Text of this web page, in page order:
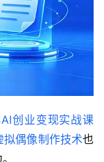
AI创业变现实战课
拟偶像制作技术也